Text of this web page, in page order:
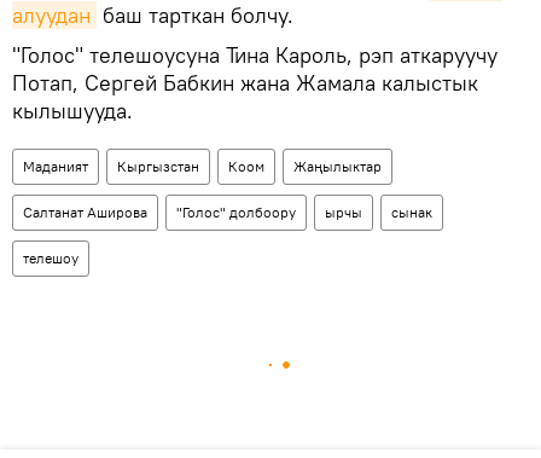
алуудан баш тарткан болчу.
"Голос" телешоусуна Тина Кароль, рэп аткаруучу
Потап, Сергей Бабкин жана Жамала калыстык
кылышууда.
Маданият Кыргызстан Коом Жаңылыктар
Салтанат Аширова "Голос" долбоору ырчы сынак
телешоу